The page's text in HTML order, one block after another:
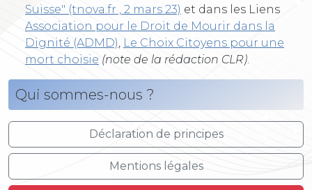
Suisse" (tnova.fr , 2 mars 23) et dans les Liens
Association pour le Droit de Mourir dans la
Dignité (ADMD) Le Choix Citoyens pour une
mort choisie (note de la rédaction CLR)
Qui sommes-nous ?
Déclaration de principes
Mentions légales